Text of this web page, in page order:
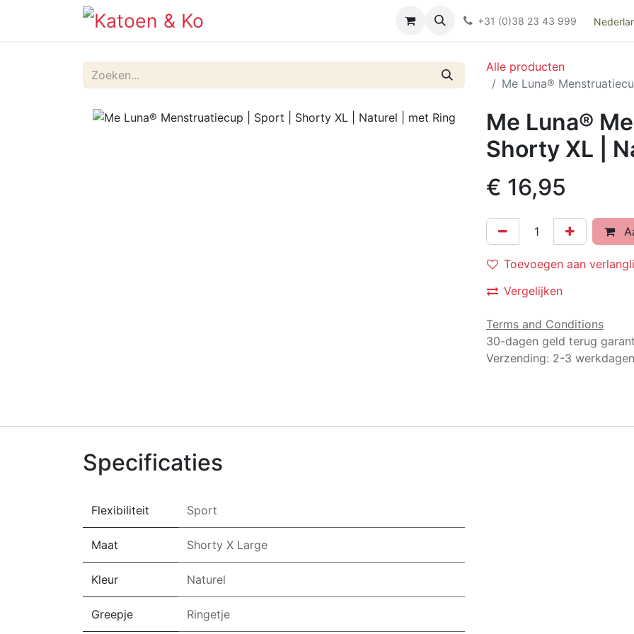
Kieswijzer nacht- en kraamverband
+31 (0)38 23 43 999
Alle producten
Me Luna®
Me Luna®
Shorty XL |
€ 16,95
Toevoegen aan
Vergelijken
Terms and Conditions
30-dagen geld terug
Verzending: 2-3 werkdagen
Specificaties
Flexibiliteit Sport
Maat Shorty X Large
Kleur Naturel
Greepje Ringetje